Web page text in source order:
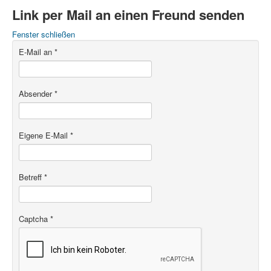
Link per Mail an einen Freund senden
Fenster schließen
E-Mail an *
Absender*
Eigene E-Mail *
Betreff *
Captcha *